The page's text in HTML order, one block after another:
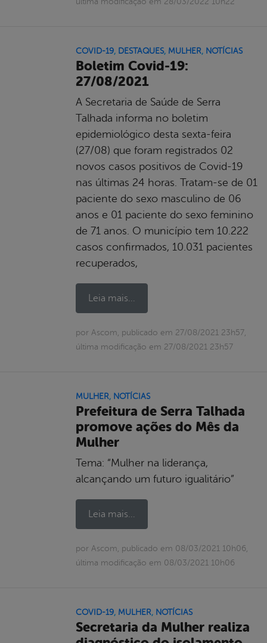
COVID-19, DESTAQUES, MULHER, NOTÍCIAS
Boletim Covid-19:
27/08/2021
A Secretaria de Saúde de Serra
Talhada informa no boletim
epidemiológico desta sexta-feira
(27/08) que foram registrados 02
novos casos positivos de Covid-19
nas últimas 24 horas. Tratam-se de 01
paciente do sexo masculino de 06
anos e 01 paciente do sexo feminino
de 71 anos. O município tem 10.222
casos confirmados, 10.031 pacientes
recuperados,
Leia mais...
por Ascom, publicado em 27/08/2021 23h57,
última modificação em 27/08/2021 23h57
MULHER, NOTÍCIAS
Prefeitura de Serra Talhada
promove ações do Mês da
Mulher
Tema: “Mulher na liderança,
alcançando um futuro igualitário”
Leia mais...
por Ascom, publicado em 08/03/2021 10h06,
última modificação em 08/03/2021 10h06
COVID-19, MULHER, NOTÍCIAS
Secretaria da Mulher realiza